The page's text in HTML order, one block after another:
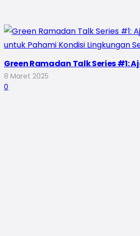
Green Ramadan Talk Series #1:
8 Maret 2025
0